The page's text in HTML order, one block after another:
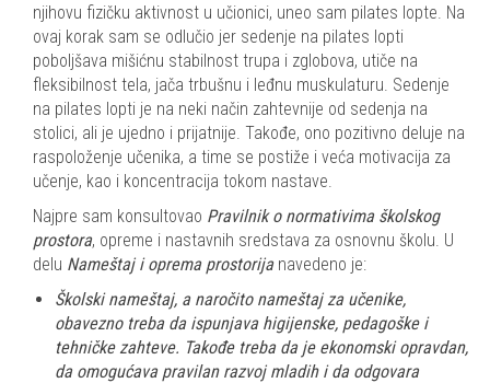
njihovu fizičku aktivnost u učionici, uneo sam pilates lopte. Na
ovaj korak sam se odlučio jer sedenje na pilates lopti
poboljšava mišićnu stabilnost trupa i zglobova, utiče na
fleksibilnost tela, jača trbušnu i leđnu muskulaturu. Sedenje
na pilates lopti je na neki način zahtevnije od sedenja na
stolici, ali je ujedno i prijatnije. Takođe, ono pozitivno deluje na
raspoloženje učenika, a time se postiže i veća motivacija za
učenje, kao i koncentracija tokom nastave.
Najpre sam konsultovao Pravilnik o normativima školskog
prostora, opreme i nastavnih sredstava za osnovnu školu. U
delu Nameštaj i oprema prostorija navedeno je:
Školski nameštaj, a naročito nameštaj za učenike,
obavezno treba da ispunjava higijenske, pedagoške i
tehničke zahteve. Takođe treba da je ekonomski opravdan,
da omogućava pravilan razvoj mladih i da odgovara